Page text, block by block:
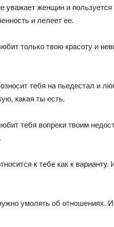
уважает женщин и
и лелеет ее.
только твою красоту и
тебя на пьедестал и
какая ты есть.
тебя вопреки твоим
к тебе как к
умолять об отношениях.